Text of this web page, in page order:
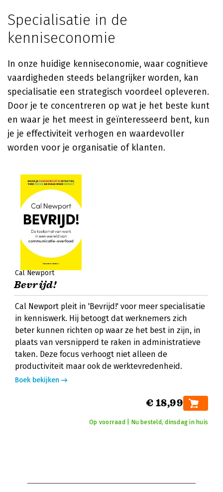
Specialisatie in de
kenniseconomie
In onze huidige kenniseconomie, waar cognitieve
vaardigheden steeds belangrijker worden, kan
specialisatie een strategisch voordeel opleveren.
Door je te concentreren op wat je het beste kunt
en waar je het meest in geïnteresseerd bent, kun
je je effectiviteit verhogen en waardevoller
worden voor je organisatie of klanten.
Cal Newport
Bevrijd!
Cal Newport pleit in 'Bevrijd!' voor meer specialisatie
in kenniswerk. Hij betoogt dat werknemers zich
beter kunnen richten op waar ze het best in zijn, in
plaats van versnipperd te raken in administratieve
taken. Deze focus verhoogt niet alleen de
productiviteit maar ook de werktevredenheid.
Boek bekijken
€ 18,99
Op voorraad | Nu besteld, dinsdag in huis